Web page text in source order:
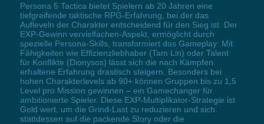
Persona 5 Tactica bietet Spielern ab 20 Jahren eine
tiefgreifende taktische RPG-Erfahrung, bei der das
Aufleveln der Charakter entscheidend für den Sieg ist. Der
EXP-Gewinn vervielfachen-Aspekt, ermöglicht durch
spezielle Persona-Skills, transformiert das Gameplay: Mit
Fähigkeiten wie Effizienzliebhaber (Tam Lin) oder Talent
für Konflikte (Dionysos) lässt sich die nach Kämpfen
erhaltene Erfahrung drastisch steigern. Besonders bei
hohen Charakterlevels ab 90+ können Gruppen bis zu 1,5
Level pro Mission gewinnen – ein Gamechanger für
ambitionierte Spieler. Diese EXP-Multiplikator-Strategie ist
Gold wert, um die Grind-Last zu reduzieren und sich
stattdessen auf die packende Story oder die